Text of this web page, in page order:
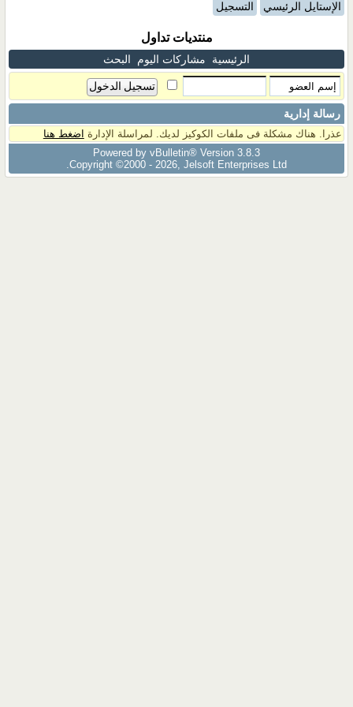
الإستايل الرئيسي التسجيل
منتديات تداول
الرئيسية مشاركات اليوم البحث
رسالة إدارية
عذرا. هناك مشكلة فى ملفات الكوكيز لديك. لمراسلة الإدارة اضغط هنا
Powered by vBulletin® Version 3.8.3
Copyright ©2000 - 2026, Jelsoft Enterprises Ltd.